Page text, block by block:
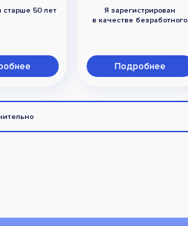
старше 50 лет
Я зарегистрирован
в качестве безработного
Подробнее